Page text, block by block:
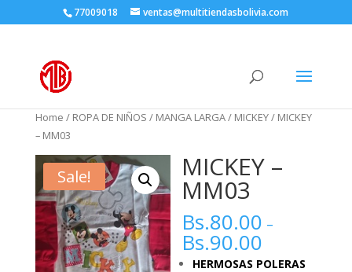
77009018 ventas@multitiendasbolivia.com
Home / ROPA DE NIÑOS / MANGA LARGA/ MICKEY/ MICKEY
– MM03
Sale! MICKEY –
MM03
Bs.80.00 –
Bs.90.00
HERMOSAS POLERAS